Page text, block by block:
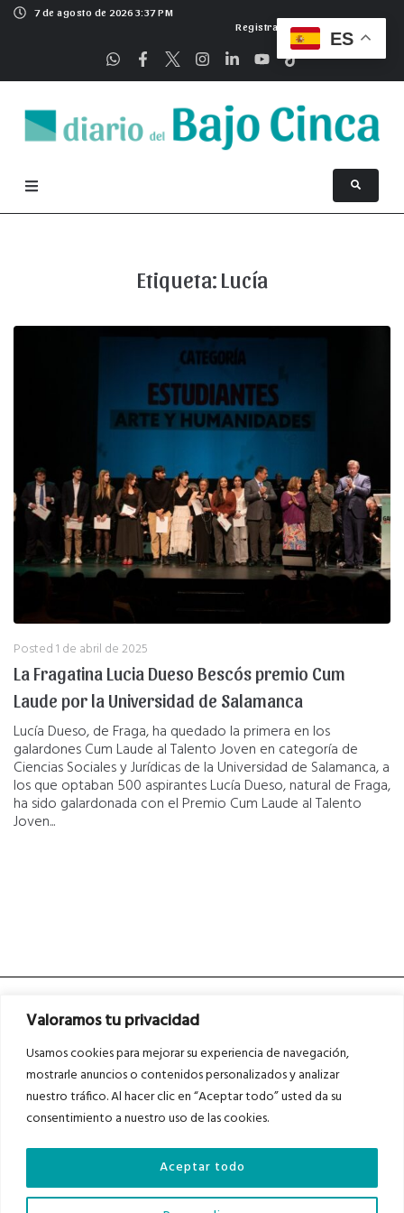
Valoramos tu privacidad
Usamos cookies para mejorar su experiencia de navegación,
mostrarle anuncios o contenidos personalizados y analizar
nuestro tráfico. Al hacer clic en “Aceptar todo” usted da su
consentimiento a nuestro uso de las cookies.
Aceptar todo
7 de agosto de 2026 3:37 PM
Registrarse
Etiqueta: Lucía
Posted1 de abril de 2025
La Fragatina Lucia Dueso Bescós premio Cum
Laude por la Universidad de Salamanca
Lucía Dueso, de Fraga, ha quedado la primera en los
galardones Cum Laude al Talento Joven en categoría de
Ciencias Sociales y Jurídicas de la Universidad de Salamanca, a
los que optaban 500 aspirantes ​Lucía Dueso, natural de Fraga,
ha sido galardonada con el Premio Cum Laude al Talento
Joven...
Asociados a
Auditados por
ES